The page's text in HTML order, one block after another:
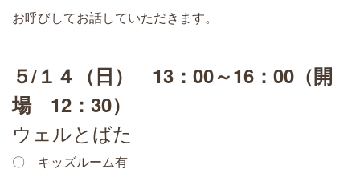
お呼びしてお話していただきます。
５/１４（日） 13：00～16：00（開
場 12：30）
ウェルとばた
〇 キッズルーム有